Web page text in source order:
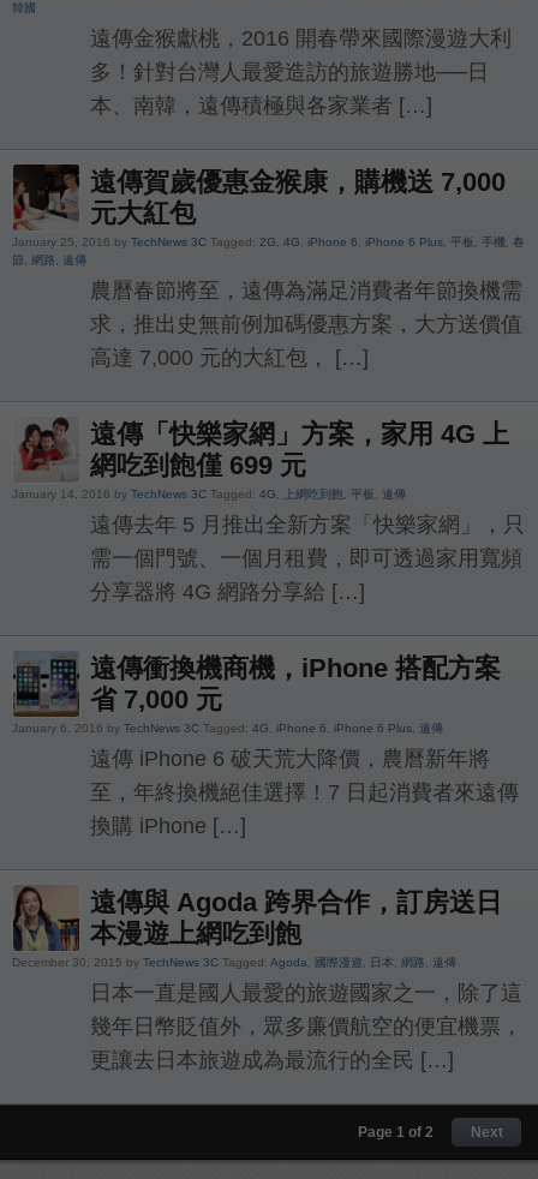
韓國
遠傳金猴獻桃，2016 開春帶來國際漫遊大利
多！針對台灣人最愛造訪的旅遊勝地──日
本、南韓，遠傳積極與各家業者 […]
遠傳賀歲優惠金猴康，購機送 7,000
元大紅包
January 25, 2016 by TechNews 3C Tagged: 2G 4G iPhone 6 iPhone 6 Plus 平板 手機
春
節
網路 遠傳
農曆春節將至，遠傳為滿足消費者年節換機需
求，推出史無前例加碼優惠方案，大方送價值
高達 7,000 元的大紅包， […]
遠傳「快樂家網」方案，家用 4G 上
網吃到飽僅 699 元
January 14, 2016 by TechNews 3C Tagged: 4G 上網吃到飽 平板 遠傳
遠傳去年 5 月推出全新方案「快樂家網」，只
需一個門號、一個月租費，即可透過家用寬頻
分享器將 4G 網路分享給 […]
遠傳衝換機商機，iPhone 搭配方案
省 7,000 元
January 6, 2016 by TechNews 3C Tagged: 4G iPhone 6 iPhone 6 Plus 遠傳
遠傳 iPhone 6 破天荒大降價，農曆新年將
至，年終換機絕佳選擇！7 日起消費者來遠傳
換購 iPhone […]
遠傳與 Agoda 跨界合作，訂房送日
本漫遊上網吃到飽
December 30, 2015 by TechNews 3C Tagged: Agoda 國際漫遊 日本 網路 遠傳
日本一直是國人最愛的旅遊國家之一，除了這
幾年日幣貶值外，眾多廉價航空的便宜機票，
更讓去日本旅遊成為最流行的全民 […]
Next
Page 1 of 2